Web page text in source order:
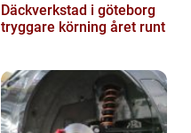
Däckverkstad i göteborg
tryggare körning året runt